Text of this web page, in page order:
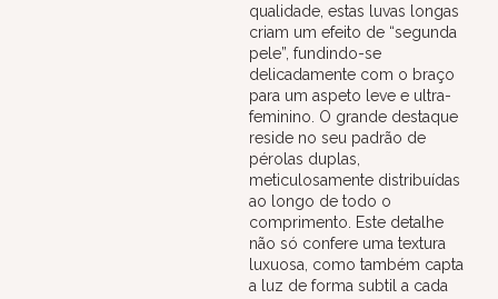
qualidade, estas luvas longas
criam um efeito de “segunda
pele”, fundindo-se
delicadamente com o braço
para um aspeto leve e ultra-
feminino. O grande destaque
reside no seu padrão de
pérolas duplas,
meticulosamente distribuídas
ao longo de todo o
comprimento. Este detalhe
não só confere uma textura
luxuosa, como também capta
a luz de forma subtil a cada